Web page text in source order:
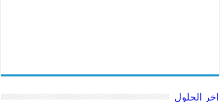
اخر الحلول